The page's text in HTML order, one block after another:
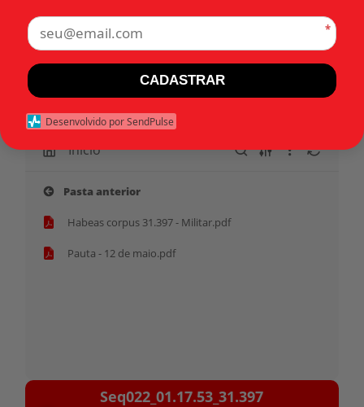
Categorias: 1975
São Paulo (SP)
Tags:
Início
Pasta anterior
Habeas corpus 31.397 - Militar.pdf
Pauta - 12 de maio.pdf
Tocador
Seq022_01.17.53_31.397
*
CADASTRAR
Desenvolvido por SendPulse